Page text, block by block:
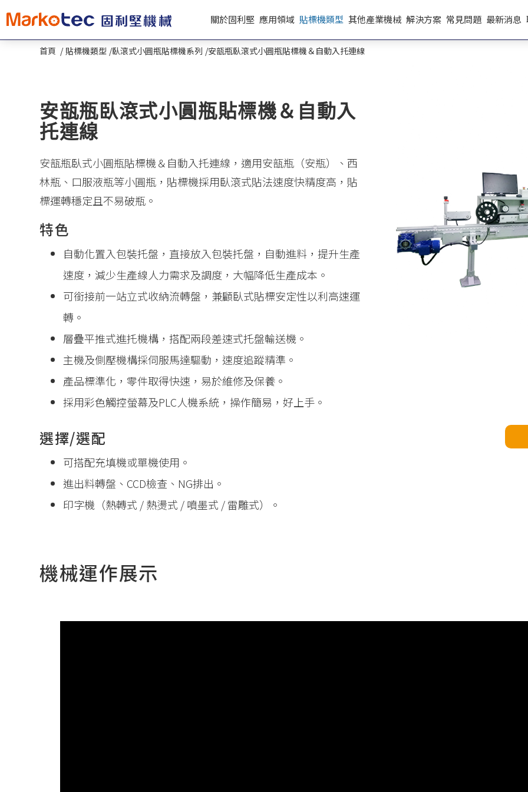
關於固利堅 應用領域 貼標機類型 其他產業機械 解決方案 常見問題 最新消息
首頁 貼標機類型 臥滾式小圓瓶貼標機系列 安瓿瓶臥滾式小圓瓶貼標機＆自動入托連線
安瓿瓶臥滾式小圓瓶貼標機＆自動入
托連線
安瓿瓶臥式小圓瓶貼標機＆自動入托連線，適用安瓿瓶（安瓶）、西
林瓶、口服液瓶等小圓瓶，貼標機採用臥滾式貼法速度快精度高，貼
標運轉穩定且不易破瓶。
特色
自動化置入包裝托盤，直接放入包裝托盤，自動進料，提升生產
速度，減少生產線人力需求及調度，大幅降低生產成本。
可銜接前一站立式收納流轉盤，兼顧臥式貼標安定性以利高速運
轉。
層疊平推式進托機構，搭配兩段差速式托盤輸送機。
主機及側壓機構採伺服馬達驅動，速度追蹤精準。
產品標準化，零件取得快速，易於維修及保養。
採用彩色觸控螢幕及PLC人機系統，操作簡易，好上手。
選擇/選配
可搭配充填機或單機使用。
進出料轉盤、CCD檢查、NG排出。
印字機（熱轉式 / 熱燙式 / 噴墨式 / 雷雕式）。
機械運作展示